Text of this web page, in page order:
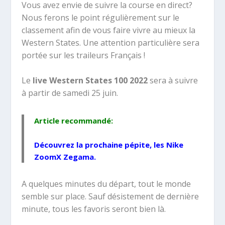
Vous avez envie de suivre la course en direct?
Nous ferons le point régulièrement sur le
classement afin de vous faire vivre au mieux la
Western States. Une attention particulière sera
portée sur les traileurs Français !
Le live Western States 100 2022sera à suivre
à partir de samedi 25 juin.
Article recommandé:
Découvrez la prochaine pépite, les Nike
ZoomX Zegama.
A quelques minutes du départ, tout le monde
semble sur place. Sauf désistement de dernière
minute, tous les favoris seront bien là.